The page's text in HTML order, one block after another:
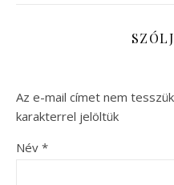
Az e-mail címet nem
karakterrel jelöltük
Név *